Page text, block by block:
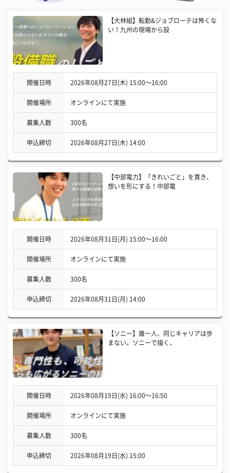
【大林組】転勤&ジョブローテは怖くな
い！九州の現場から設
開催日時 2026年08月27日(木) 15:00〜16:00
開催場所 オンラインにて実施
募集人数 300名
申込締切 2026年08月27日(木) 14:00
【中部電力】「きれいごと」を貫き、
想いを形にする！中部電
開催日時 2026年08月31日(月) 15:00〜16:00
開催場所 オンラインにて実施
募集人数 300名
申込締切 2026年08月31日(月) 14:00
【ソニー】誰一人、同じキャリアは歩
まない。ソニーで描く、
開催日時 2026年08月19日(水) 16:00〜16:50
開催場所 オンラインにて実施
募集人数 300名
申込締切 2026年08月19日(水) 15:00